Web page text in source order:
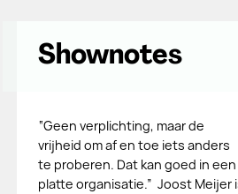
Shownotes
“Geen verplichting, maar de
vrijheid om af en toe iets anders
te proberen. Dat kan goed in een
platte organisatie.” Joost Meijer